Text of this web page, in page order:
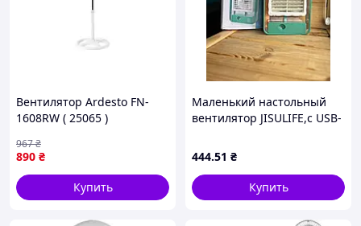
Вентилятор Ardesto FN-
1608RW ( 25065 )
890 ₴
967₴
Купить
Маленький настольный
вентилятор JISULIFE,с USB-
FAN ( 48)
444.51 ₴
Купить